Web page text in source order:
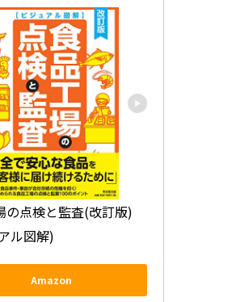
の点検と監査(改訂版)
ル図解)
Amazon